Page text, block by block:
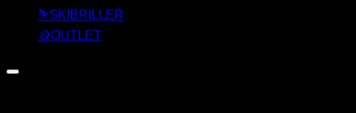
⛷️SKIBRILLER
🪙OUTLET